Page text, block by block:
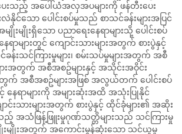
သည့် အပေါ်ယံအလှအပများကို ဖန်တီးပေး
နိုင်သော ပေါင်းစပ်မှုသည် စာသင်ခန်းများအပြင်
းမျိုးရှိသော ပညာရေးနေရာများသို့ ပေါင်းစပ်
များတွင် ကျောင်းသားများအတွက် စားပွဲနှင့်
န်းသင်ကြားမှုများ၊ စမ်းသပ်မှုများအတွက် အစီ
ျားအတွက် အစီအစဥ်များနှင့် အသိုင်းအဝိုင်း
တွက် အစီအစဥ်များအဖြစ် အလွယ်တက် ပေါင်းစပ်
နေရာများကို အများဆုံးအထိ အသုံးပြုနိုင်
င်းသားများအတွက် စားပွဲနှင့် ထိုင်ခုံများ၏ အဆိုး
သည့် အသံဖြန့်ဖြူးမှုဂုဏ်သတ္တိများသည် သင်ကြားမှု
ျိုးမျိုးအတွက် အကောင်းမွန်ဆုံးသော သင်ယူမှု